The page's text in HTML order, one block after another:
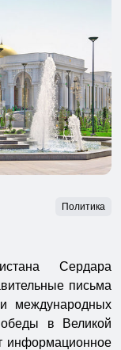
Политика
Сердара
письма
и международных
в Великой
информационное